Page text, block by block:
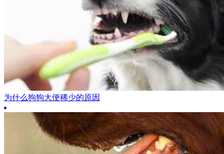
为什么狗狗大便稀少的原因